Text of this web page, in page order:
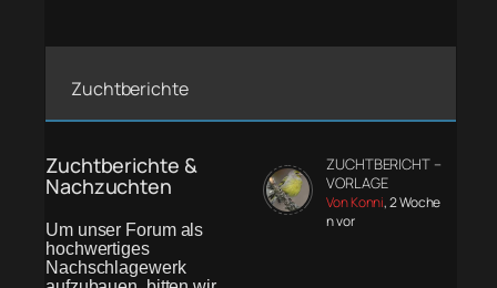
Zuchtberichte
Zuchtberichte &
Nachzuchten
Um unser Forum als
hochwertiges
Nachschlagewerk
ZUCHTBERICHT –
VORLAGE
Von Konni, 2 Woche
n vor